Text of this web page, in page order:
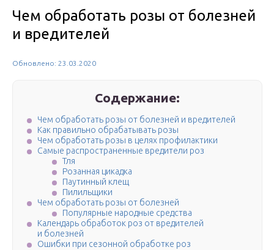
Чем обработать розы от болезней
и вредителей
Обновлено: 23.03.2020
Содержание:
Чем обработать розы от болезней и вредителей
Как правильно обрабатывать розы
Чем обработать розы в целях профилактики
Самые распространенные вредители роз
Тля
Розанная цикадка
Паутинный клещ
Пилильщики
Чем обработать розы от болезней
Популярные народные средства
Календарь обработок роз от вредителей
и болезней
Ошибки при сезонной обработке роз